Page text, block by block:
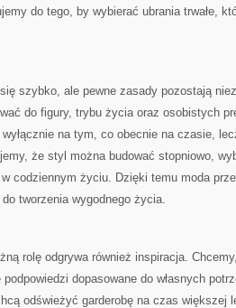
do tego, by wybierać ubrania trwałe,
szybko, ale pewne zasady pozostają
do figury, trybu życia oraz osobistych
na tym, co obecnie na czasie,
że styl można budować stopniowo,
codziennym życiu. Dzięki temu moda
tworzenia wygodnego życia.
rolę odgrywa również inspiracja.
podpowiedzi dopasowane do własnych
odświeżyć garderobę na czas większej